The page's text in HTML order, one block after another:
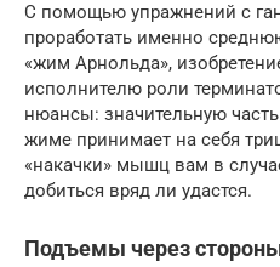
С помощью упражнений с
проработать именно
«жим Арнольда»,
исполнителю роли
нюансы: значительную
жиме принимает на себя
«накачки» мышц вам в
добиться вряд ли удастся.
Подъемы через